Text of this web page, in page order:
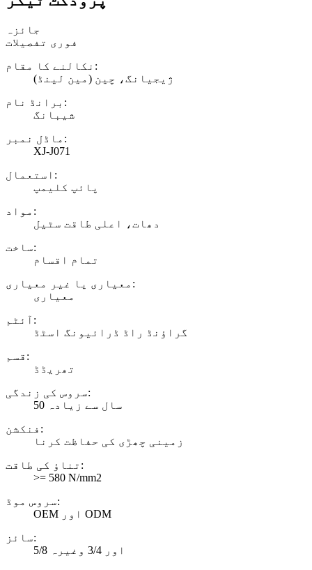
جائزہ
فوری تفصیلات
نکالنے کا مقام:
ژیجیانگ، چین (مین لینڈ)
برانڈ نام:
شیبانگ
ماڈل نمبر:
XJ-J071
استعمال:
پائپ کلیمپ
مواد:
دھات، اعلی طاقت سٹیل
ساخت:
تمام اقسام
معیاری یا غیر معیاری:
معیاری
آئٹم:
گراؤنڈ راڈ ڈرائیونگ اسٹڈ
قسم:
تھریڈڈ
سروس کی زندگی:
50 سال سے زیادہ
فنکشن:
زمینی چھڑی کی حفاظت کرنا
تناؤ کی طاقت:
>= 580 N/mm2
سروس موڈ:
OEM اور ODM
سائز:
5/8 اور 3/4 وغیرہ